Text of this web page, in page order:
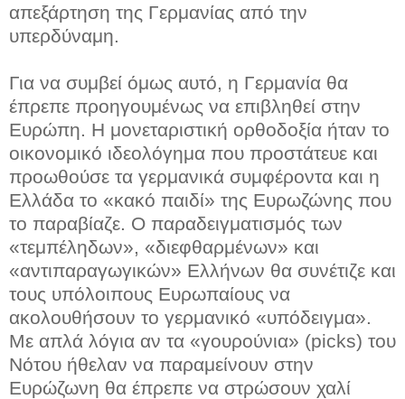
απεξάρτηση της Γερμανίας από την
υπερδύναμη.
Για να συμβεί όμως αυτό, η Γερμανία θα
έπρεπε προηγουμένως να επιβληθεί στην
Ευρώπη. Η μονεταριστική ορθοδοξία ήταν το
οικονομικό ιδεολόγημα που προστάτευε και
προωθούσε τα γερμανικά συμφέροντα και η
Ελλάδα το «κακό παιδί» της Ευρωζώνης που
το παραβίαζε. Ο παραδειγματισμός των
«τεμπέληδων», «διεφθαρμένων» και
«αντιπαραγωγικών» Ελλήνων θα συνέτιζε και
τους υπόλοιπους Ευρωπαίους να
ακολουθήσουν το γερμανικό «υπόδειγμα».
Με απλά λόγια αν τα «γουρούνια» (picks) του
Νότου ήθελαν να παραμείνουν στην
Ευρώζωνη θα έπρεπε να στρώσουν χαλί